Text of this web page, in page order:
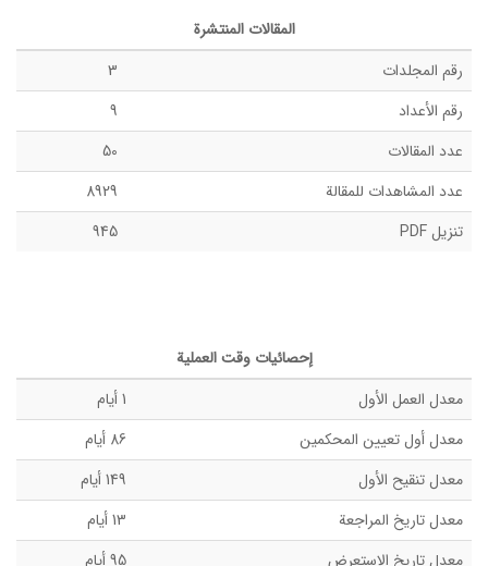
المقالات المنتشرة
رقم المجلدات
3
رقم الأعداد
9
عدد المقالات
50
عدد المشاهدات للمقالة
8929
تنزیل PDF
945
إحصائيات وقت العملية
معدل العمل الأول
1 أيام
معدل أول تعيين المحکمین
86 أيام
معدل تنقيح الأول
149 أيام
معدل تاريخ المراجعة
13 أيام
معدل تاريخ الاستعرض
95 أيام